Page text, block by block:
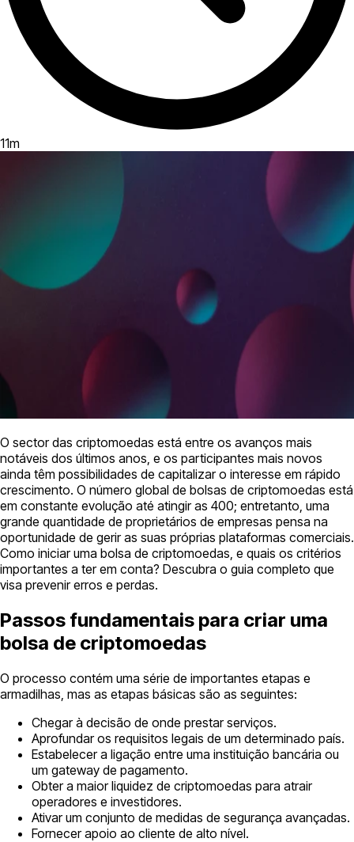
11m
O sector das criptomoedas está entre os avanços mais
notáveis dos últimos anos, e os participantes mais novos
ainda têm possibilidades de capitalizar o interesse em rápido
crescimento. O número global de bolsas de criptomoedas está
em constante evolução até atingir as 400; entretanto, uma
grande quantidade de proprietários de empresas pensa na
oportunidade de gerir as suas próprias plataformas comerciais.
Como iniciar uma bolsa de criptomoedas, e quais os critérios
importantes a ter em conta? Descubra o guia completo que
visa prevenir erros e perdas.
Passos fundamentais para criar uma
bolsa de criptomoedas
O processo contém uma série de importantes etapas e
armadilhas, mas as etapas básicas são as seguintes:
Chegar à decisão de onde prestar serviços.
Aprofundar os requisitos legais de um determinado país.
Estabelecer a ligação entre uma instituição bancária ou
um gateway de pagamento.
Obter a maior liquidez de criptomoedas para atrair
operadores e investidores.
Ativar um conjunto de medidas de segurança avançadas.
Fornecer apoio ao cliente de alto nível.